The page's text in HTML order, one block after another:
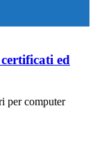
ed
per computer